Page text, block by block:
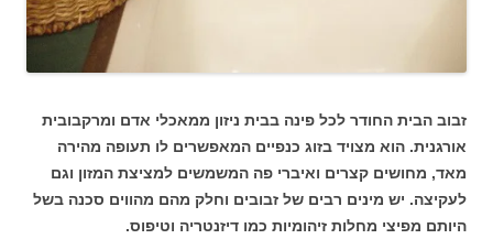
זבוב הבית החודר לכל פינה בבית ניזון ממאכלי אדם ומרקבובית
אורגנית. הוא מצויד בזוג כנפיים המאפשרים לו תעופה מהירה
מאד, מחושים קצרים ואיברי פה המשמשים למציצת המזון וגם
לעקיצה. יש מינים רבים של זבובים וחלק מהם מהווים סכנה בשל
היותם מפיצי מחלות זיהומיות כמו דיזנטריה וטיפוס.